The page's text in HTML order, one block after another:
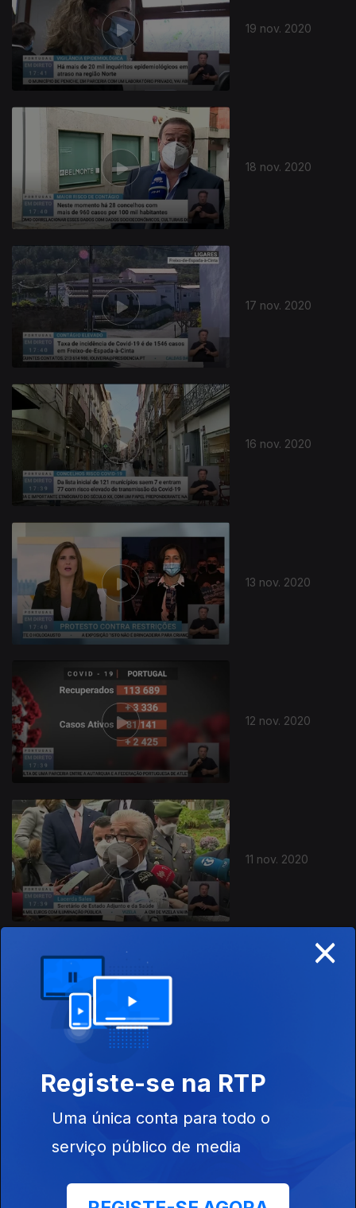
19 nov. 2020
18 nov. 2020
17 nov. 2020
16 nov. 2020
13 nov. 2020
12 nov. 2020
11 nov. 2020
505164
×
Registe-se na RTP
Uma única conta para todo o
serviço público de media